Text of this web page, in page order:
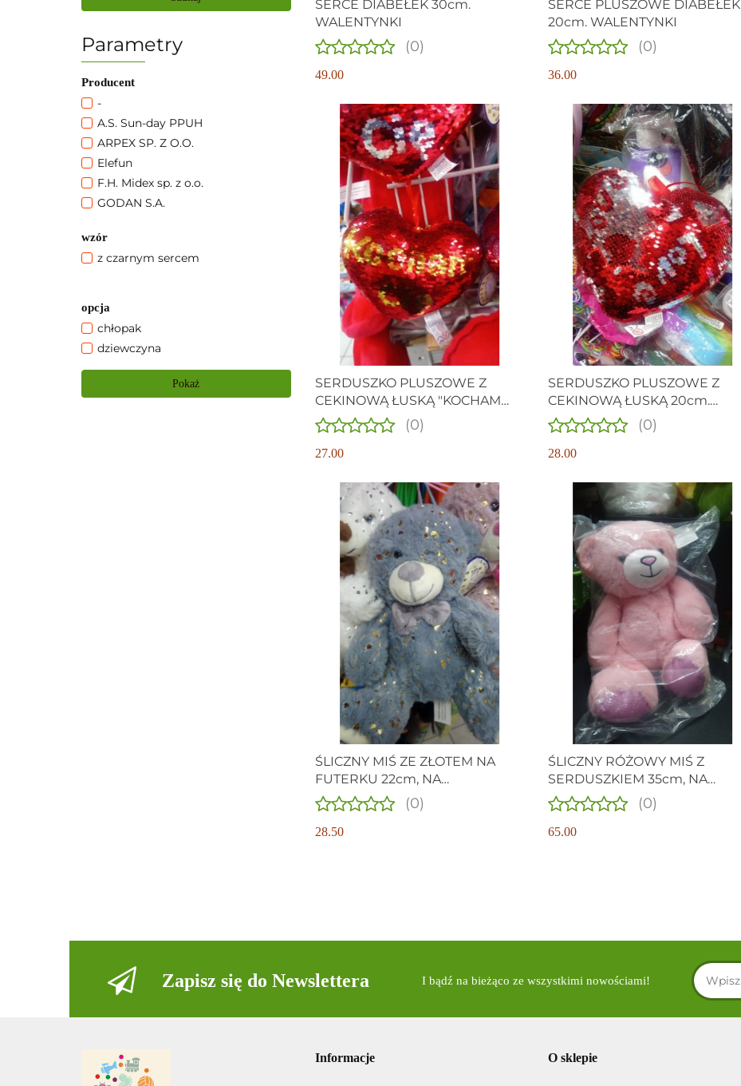
Parametry
Producent
-
A.S. Sun-day PPUH
ARPEX SP. Z O.O.
Elefun
F.H. Midex sp. z o.o.
GODAN S.A.
POL- MAK SPÓŁKA JAWNA
wzór
z czarnym sercem
opcja
chłopak
dziewczyna
Pokaż
SERCE DIABEŁEK 30cm.
WALENTYNKI
(0)
49.00
SERCE PLUSZOWE DIABEŁEK
20cm. WALENTYNKI
(0)
36.00
SERDUSZKO PLUSZOWE Z
CEKINOWĄ ŁUSKĄ "KOCHAM
CIĘ" 18cm. WALENTYNKI
(0)
27.00
SERDUSZKO PLUSZOWE Z
CEKINOWĄ ŁUSKĄ 20cm.
WALENTYNKI
(0)
28.00
ŚLICZNY MIŚ ZE ZŁOTEM NA
FUTERKU 22cm, NA
WALENTYNKI I NIE TYLKO
(0)
28.50
ŚLICZNY RÓŻOWY MIŚ Z
SERDUSZKIEM 35cm, NA
WALENTYNKI I NIE TYLKO
(0)
65.00
Zapisz się do Newslettera I bądź na bieżąco ze wszystkimi nowościami!
Informacje O sklepie